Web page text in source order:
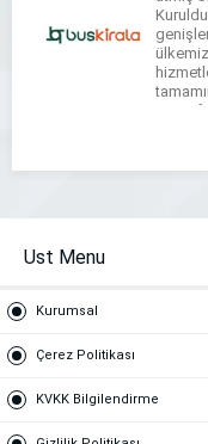
veren
Ust Menu
Kurumsal
Çerez Politikası
KVKK Bilgilendirme